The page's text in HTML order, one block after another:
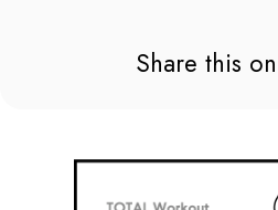
Share this on